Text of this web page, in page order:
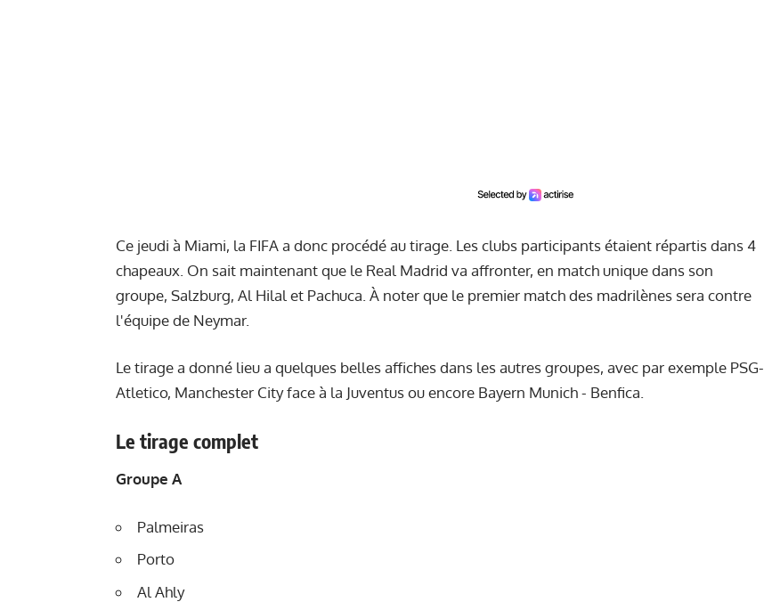
Ce jeudi à Miami, la FIFA a donc procédé au tirage. Les clubs participants étaient répartis dans 4
chapeaux. On sait maintenant que le Real Madrid va affronter, en match unique dans son
groupe, Salzburg, Al Hilal et Pachuca. À noter que le premier match des madrilènes sera contre
l'équipe de Neymar.
Le tirage a donné lieu a quelques belles affiches dans les autres groupes, avec par exemple PSG-
Atletico, Manchester City face à la Juventus ou encore Bayern Munich - Benfica.
Le tirage complet
Groupe A
Palmeiras
Porto
Al Ahly